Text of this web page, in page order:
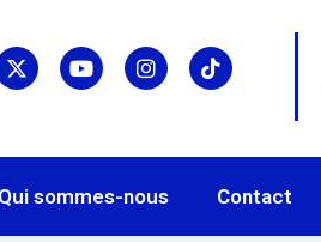
Qui sommes-nous Contact